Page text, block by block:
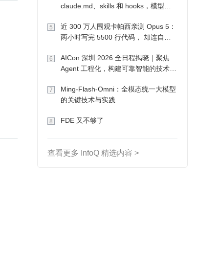
claude.md、skills 和 hooks，模型自
5
近 300 万人围观卡帕西亲测 Opus 5：
两小时写完 5500 行代码， 却连自己
6
AICon 深圳 2026 全日程揭晓｜聚焦
Agent 工程化，构建可靠智能的技术路
7
Ming-Flash-Omni：全模态统一大模型
的关键技术与实践
8 FDE 又不够了
查看更多 InfoQ 精选内容 >